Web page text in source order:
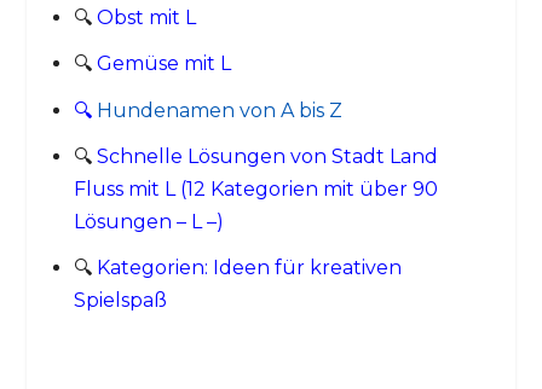
🔍 Obst mit L
🔍 Gemüse mit L
🔍 Hundenamen von A bis Z
🔍 Schnelle Lösungen von Stadt Land
Fluss mit L (12 Kategorien mit über 90
Lösungen – L –)
🔍 Kategorien: Ideen für kreativen
Spielspaß